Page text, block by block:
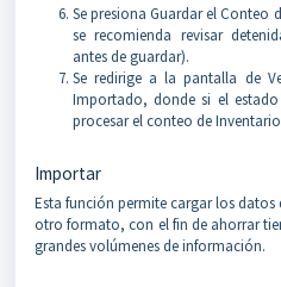
Se presiona Guardar el Conteo
se recomienda revisar
antes de guardar).
Se redirige a la pantalla de
Importado, donde si el
procesar el conteo de
Importar
Esta función permite cargar los
otro formato, con el fin de ahorrar
grandes volúmenes de información.